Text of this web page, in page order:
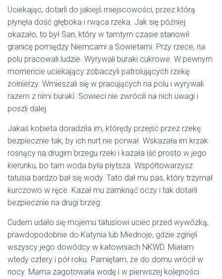
Uciekając, dotarli do jakiejś miejscowości, przez którą
płynęła dość głęboka i rwąca rzeka. Jak się później
okazało, to był San, który w tamtym czasie stanowił
granicę pomiędzy Niemcami a Sowietami. Przy rzece, na
polu pracowali ludzie. Wyrywali buraki cukrowe. W pewnym
momencie uciekający zobaczyli patrolujących rzekę
żołnierzy. Wmieszali się w pracujących na polu i wyrywali
razem z nimi buraki. Sowieci nie zwrócili na nich uwagi i
poszli dalej.
Jakaś kobieta doradziła im, którędy przejść przez rzekę
bezpiecznie tak, by ich nurt nie porwał. Wskazała im krzak
rosnący na drugim brzegu rzeki i kazała iść prosto w jego
kierunku, bo tam woda była płytsza. Współtowarzysz
tatusia bardzo bał się wody. Tato dał mu pas, który trzymał
kurczowo w ręce. Kazał mu zamknąć oczy i tak dotarli
bezpiecznie na drugi brzeg.
Cudem udało się mojemu tatusiowi uciec przed wywózką,
prawdopodobnie do Katynia lub Miednoje, gdzie zginęli
wszyscy jego dowódcy w katowniach NKWD. Miałam
wtedy cztery i pół roku. Pamiętam, że do domu wrócił w
nocy. Mama zagotowała wodę i w pierwszej kolejności